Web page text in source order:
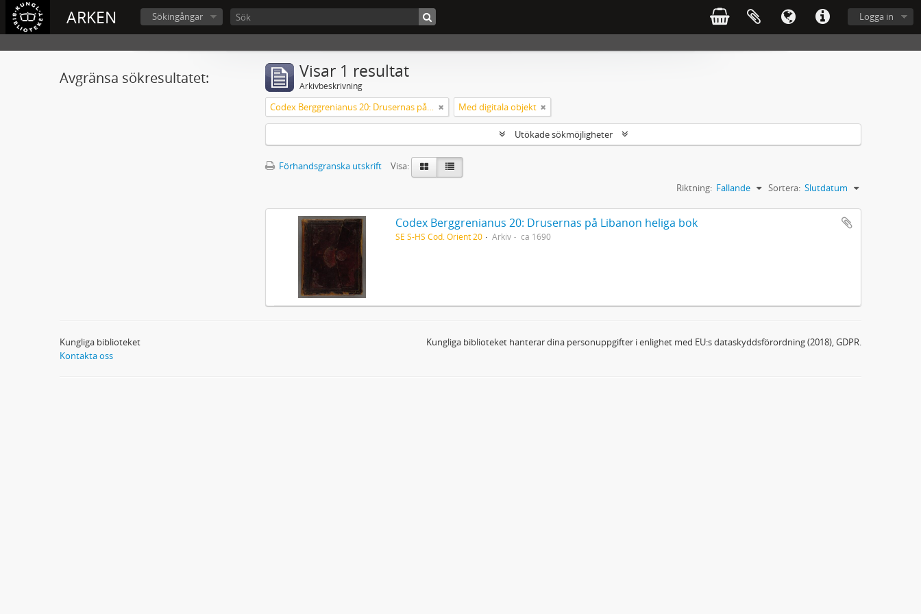
ARKEN Logga in
Sökingångar
Avgränsa sökresultatet: Visar 1 resultat
Arkivbeskrivning
Codex Berggrenianus 20: Drusernas på Libanon heliga bok Med digitala objekt
Utökade sökmöjligheter
Förhandsgranska utskrift
Visa:
Sortera: Slutdatum
Riktning: Fallande
Codex Berggrenianus 20: Drusernas på Libanon heliga bok
SE S-HS Cod. Orient 20 Arkiv ca 1690
Kungliga biblioteket
Kontakta oss
Kungliga biblioteket hanterar dina personuppgifter i enlighet med EU:s dataskyddsförordning (2018), GDPR.